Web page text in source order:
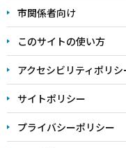
こ
ま
市関係者向け
このサイトの使い方
アクセシビリティポリシ
サイトポリシー
プライバシーポリシー